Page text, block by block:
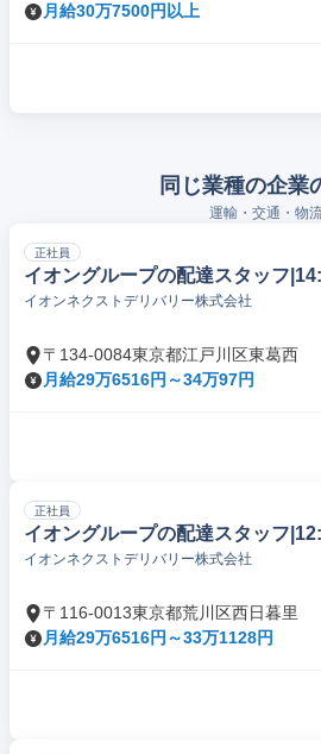
月給30万7500円以上
同じ業種の企業
運輸・交通・物
正社員
イオングループの配達スタッフ
イオンネクストデリバリー株式会社
〒134-0084東京都江戸川区東葛西
月給29万6516円～34万97円
正社員
イオングループの配達スタッフ
イオンネクストデリバリー株式会社
〒116-0013東京都荒川区西日暮里
月給29万6516円～33万1128円